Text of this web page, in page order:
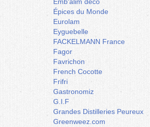
Épices du Monde
Eurolam
Eyguebelle
FACKELMANN France
Fagor
Favrichon
French Cocotte
Frifri
Gastronomiz
G.I.F
Grandes Distilleries Peureux
Greenweez.com